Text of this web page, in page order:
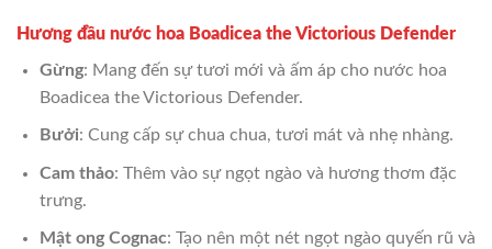
Hương đầu nước hoa Boadicea the Victorious Defender
Gừng: Mang đến sự tươi mới và ấm áp cho nước hoa
Boadicea the Victorious Defender.
Bưởi: Cung cấp sự chua chua, tươi mát và nhẹ nhàng.
Cam thảo: Thêm vào sự ngọt ngào và hương thơm đặc
trưng.
Mật ong Cognac: Tạo nên một nét ngọt ngào quyến rũ và